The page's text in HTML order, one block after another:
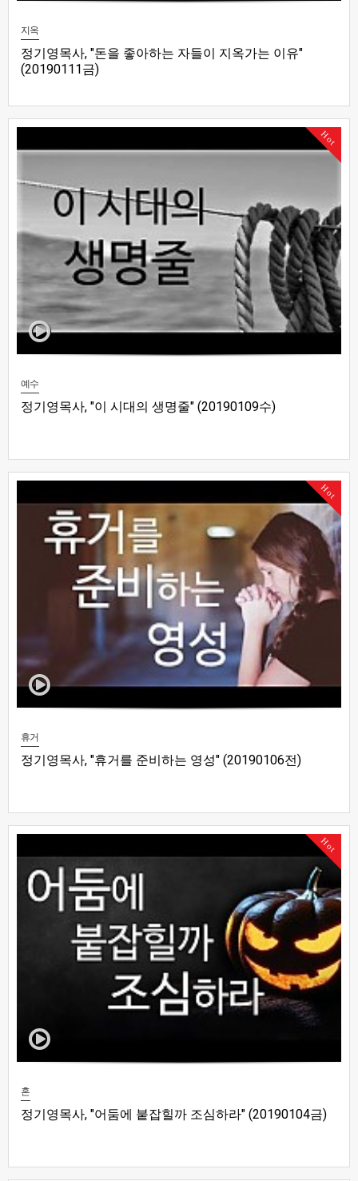
지옥
정기영목사, "돈을 좋아하는 자들이 지옥가는 이유"
(20190111금)
Hot
예수
정기영목사, "이 시대의 생명줄" (20190109수)
Hot
휴거
정기영목사, "휴거를 준비하는 영성" (20190106전)
Hot
혼
정기영목사, "어둠에 붙잡힐까 조심하라" (20190104금)